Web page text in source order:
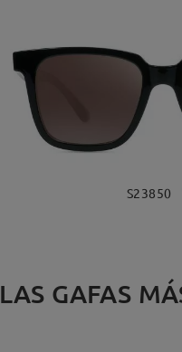
S23850
LAS GAFAS